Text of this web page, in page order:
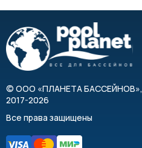
© ООО «ПЛАНЕТА БАССЕЙНОВ»,
2017-2026
Все права защищены